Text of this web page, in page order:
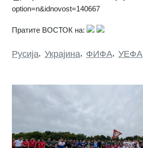
option=n&idnovost=140667
Пратите ВОСТОК на:
Русија, Украјина, ФИФА, УЕФА